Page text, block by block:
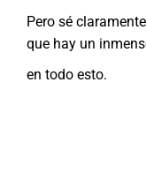
Pero sé claramente
que hay un
en todo esto.